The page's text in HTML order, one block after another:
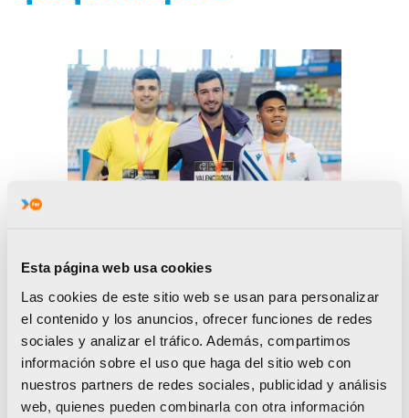
Esta página web usa cookies
Las cookies de este sitio web se usan para personalizar
el contenido y los anuncios, ofrecer funciones de redes
sociales y analizar el tráfico. Además, compartimos
información sobre el uso que haga del sitio web con
nuestros partners de redes sociales, publicidad y análisis
web, quienes pueden combinarla con otra información